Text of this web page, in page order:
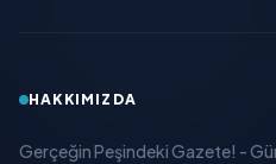
HAKKIMIZDA
Gerçeğin Peşindeki Gazete! -